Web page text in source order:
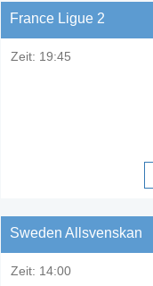
France Ligue 2
Zeit: 19:45
Sweden Allsvenskan
Zeit: 14:00